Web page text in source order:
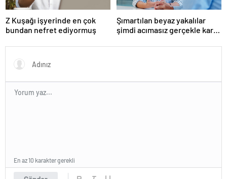
Z Kuşağı işyerinde en çok
bundan nefret ediyormuş
Şımartılan beyaz yakalılar
şimdi acımasız gerçekle karşı
En az 10 karakter gerekli